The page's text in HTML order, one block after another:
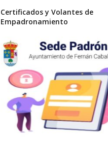
Certificados y Volantes de
Empadronamiento